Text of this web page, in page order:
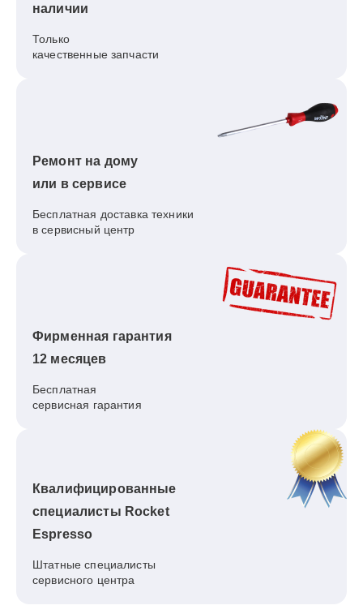
наличии
Только
качественные запчасти
Ремонт на дому
или в сервисе
Бесплатная доставка техники
в сервисный центр
Фирменная гарантия
12 месяцев
Бесплатная
сервисная гарантия
Квалифицированные
специалисты Rocket
Espresso
Штатные специалисты
сервисного центра